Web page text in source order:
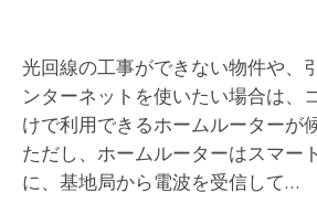
光回線の工事ができない物件や、引っ越してすぐにイ
ンターネットを使いたい場合は、
けで利用できるホームルーターが
ただし、ホームルーターはスマー
に、基地局から電波を受信して…